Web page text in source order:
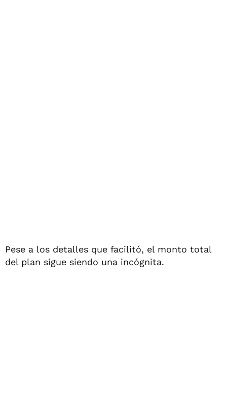
Pese a los detalles que facilitó, el monto total
del plan sigue siendo una incógnita.